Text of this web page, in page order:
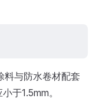
料与防水卷材配套
于1.5mm。